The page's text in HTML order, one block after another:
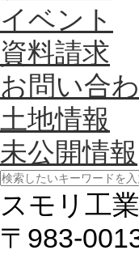
イベント
資料請求
お問い合
土地情報
未公開情報
スモリ工
〒983-